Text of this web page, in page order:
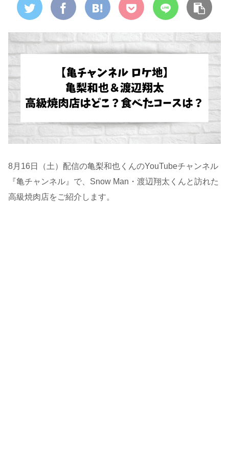
8月16日（土）配信の亀梨和也くんのYouTubeチャンネル
『亀チャンネル』で、Snow Man・渡辺翔太くんと訪れた
高級焼肉店をご紹介します。